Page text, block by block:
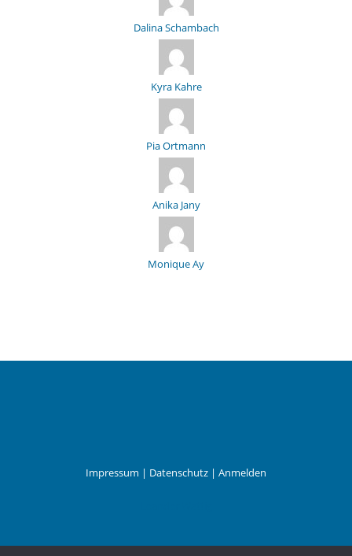
Dalina Schambach
Kyra Kahre
Pia Ortmann
Anika Jany
Monique Ay
Impressum | Datenschutz | Anmelden